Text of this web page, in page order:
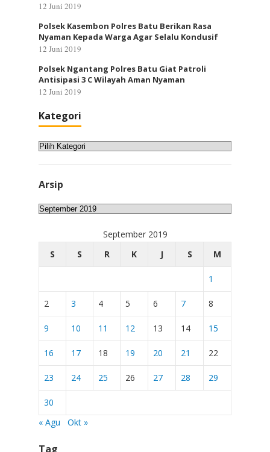
12 Juni 2019
Polsek Kasembon Polres Batu Berikan Rasa
Nyaman Kepada Warga Agar Selalu Kondusif
12 Juni 2019
Polsek Ngantang Polres Batu Giat Patroli
Antisipasi 3 C Wilayah Aman Nyaman
12 Juni 2019
Kategori
Kategori
Arsip
Arsip
September 2019
S
S R K J S M
1
2 3 4 5 6 7 8
9 10 11 12 13 14 15
16 17 18 19 20 21 22
23 24 25 26 27 28 29
30
« Agu
Okt »
Tag